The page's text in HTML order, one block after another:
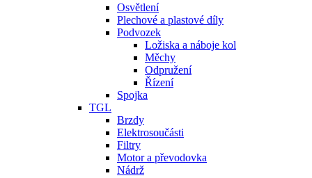
Osvětlení
Plechové a plastové díly
Podvozek
Ložiska a náboje kol
Měchy
Odpružení
Řízení
Spojka
TGL
Brzdy
Elektrosoučásti
Filtry
Motor a převodovka
Nádrž